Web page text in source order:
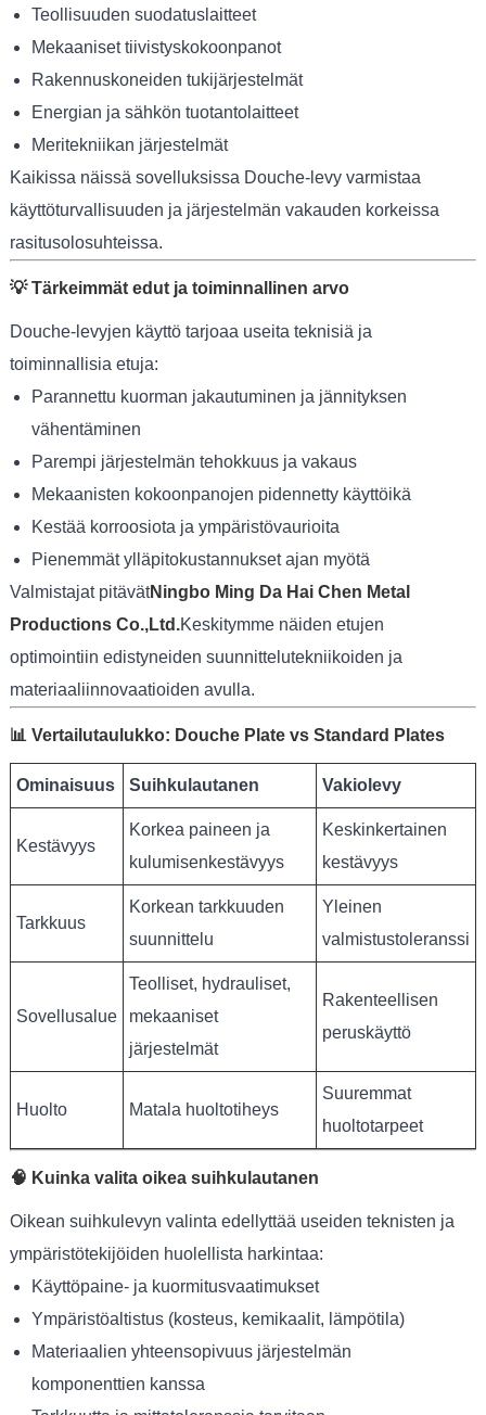
Teollisuuden suodatuslaitteet
Mekaaniset tiivistyskokoonpanot
Rakennuskoneiden tukijärjestelmät
Energian ja sähkön tuotantolaitteet
Meritekniikan järjestelmät
Kaikissa näissä sovelluksissa Douche-levy varmistaa
käyttöturvallisuuden ja järjestelmän vakauden korkeissa
rasitusolosuhteissa.
💡 Tärkeimmät edut ja toiminnallinen arvo
Douche-levyjen käyttö tarjoaa useita teknisiä ja
toiminnallisia etuja:
Parannettu kuorman jakautuminen ja jännityksen
vähentäminen
Parempi järjestelmän tehokkuus ja vakaus
Mekaanisten kokoonpanojen pidennetty käyttöikä
Kestää korroosiota ja ympäristövaurioita
Pienemmät ylläpitokustannukset ajan myötä
Valmistajat pitävätNingbo Ming Da Hai Chen Metal
Productions Co.,Ltd.Keskitymme näiden etujen
optimointiin edistyneiden suunnittelutekniikoiden ja
materiaaliinnovaatioiden avulla.
📊 Vertailutaulukko: Douche Plate vs Standard Plates
Ominaisuus Suihkulautanen Vakiolevy
Kestävyys
Korkea paineen ja
kulumisenkestävyys
Keskinkertainen
kestävyys
Tarkkuus
Korkean tarkkuuden
suunnittelu
Yleinen
valmistustoleranssi
Sovellusalue
Teolliset, hydrauliset,
mekaaniset
järjestelmät
Rakenteellisen
peruskäyttö
Huolto Matala huoltotiheys
Suuremmat
huoltotarpeet
🧠 Kuinka valita oikea suihkulautanen
Oikean suihkulevyn valinta edellyttää useiden teknisten ja
ympäristötekijöiden huolellista harkintaa:
Käyttöpaine- ja kuormitusvaatimukset
Ympäristöaltistus (kosteus, kemikaalit, lämpötila)
Materiaalien yhteensopivuus järjestelmän
komponenttien kanssa